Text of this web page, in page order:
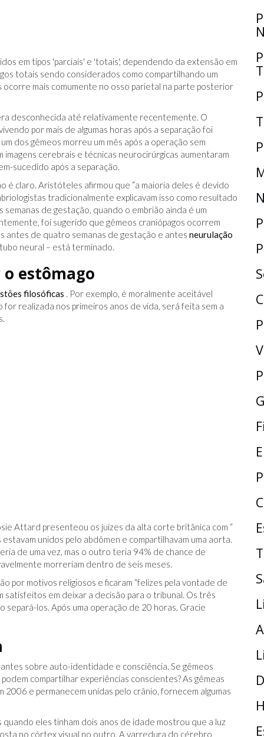
em tipos 'parciais' e 'totais', dependendo da extensão em
totais sendo considerados como compartilhando um
ocorre mais comumente no osso parietal na parte posterior
desconhecida até relativamente recentemente. O
por mais de algumas horas após a separação foi
dos gêmeos morreu um mês após a operação sem
cerebrais e técnicas neurocirúrgicas aumentaram
sucedido após a separação.
é claro. Aristóteles afirmou que “a maioria deles é devido
tradicionalmente explicavam isso como resultado
de gestação, quando o embrião ainda é um
foi sugerido que gêmeos craniópagos ocorrem
antes de quatro semanas de gestação e antes neurulação
neural – está terminado.
estômago
filosóficas . Por exemplo, é moralmente aceitável
for realizada nos primeiros anos de vida, será feita sem a
Attard presenteou os juízes da alta corte britânica com “
estavam unidos pelo abdômen e compartilhavam uma aorta.
de uma vez, mas o outro teria 94% de chance de
morreriam dentro de seis meses.
por motivos religiosos e ficaram “felizes pela vontade de
satisfeitos em deixar a decisão para o tribunal. Os três
los. Após uma operação de 20 horas, Gracie
sobre auto-identidade e consciência. Se gêmeos
compartilhar experiências conscientes? As gêmeas
e permanecem unidas pelo crânio, fornecem algumas
eles tinham dois anos de idade mostrou que a luz
no córtex visual no outro. A varredura do cérebro